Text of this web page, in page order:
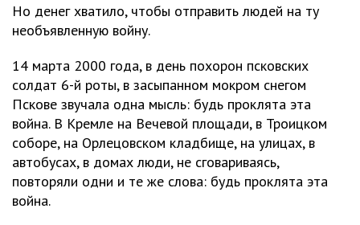
Но денег хватило, чтобы отправить людей на ту
необъявленную войну.
14 марта 2000 года, в день похорон псковских
солдат 6-й роты, в засыпанном мокром снегом
Пскове звучала одна мысль: будь проклята эта
война. В Кремле на Вечевой площади, в Троицком
соборе, на Орлецовском кладбище, на улицах, в
автобусах, в домах люди, не сговариваясь,
повторяли одни и те же слова: будь проклята эта
война.